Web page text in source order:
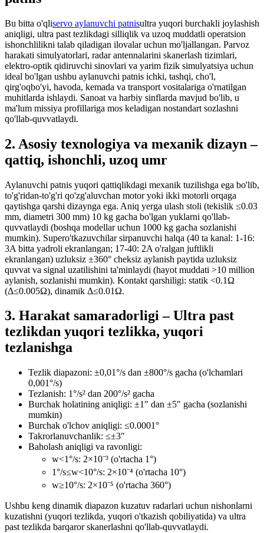
Bu bitta o'qliservo aylanuvchi patnisultra yuqori burchakli joylashish
aniqligi, ultra past tezlikdagi silliqlik va uzoq muddatli operatsion
ishonchlilikni talab qiladigan ilovalar uchun mo'ljallangan. Parvoz
harakati simulyatorlari, radar antennalarini skanerlash tizimlari,
elektro-optik qidiruvchi sinovlari va yarim fizik simulyatsiya uchun
ideal bo'lgan ushbu aylanuvchi patnis ichki, tashqi, cho'l,
qirg'oqbo'yi, havoda, kemada va transport vositalariga o'rnatilgan
muhitlarda ishlaydi. Sanoat va harbiy sinflarda mavjud bo'lib, u
ma'lum missiya profillariga mos keladigan nostandart sozlashni
qo'llab-quvvatlaydi.
2. Asosiy texnologiya va mexanik dizayn –
qattiq, ishonchli, uzoq umr
Aylanuvchi patnis yuqori qattiqlikdagi mexanik tuzilishga ega bo'lib,
to'g'ridan-to'g'ri qo'zg'aluvchan motor yoki ikki motorli orqaga
qaytishga qarshi dizaynga ega. Aniq yerga ulash stoli (tekislik ≤0.03
mm, diametri 300 mm) 10 kg gacha bo'lgan yuklarni qo'llab-
quvvatlaydi (boshqa modellar uchun 1000 kg gacha sozlanishi
mumkin). Supero'tkazuvchilar sirpanuvchi halqa (40 ta kanal: 1-16:
3A bitta yadroli ekranlangan; 17-40: 2A o'ralgan juftlikli
ekranlangan) uzluksiz ±360° cheksiz aylanish paytida uzluksiz
quvvat va signal uzatilishini ta'minlaydi (hayot muddati >10 million
aylanish, sozlanishi mumkin). Kontakt qarshiligi: statik <0.1Ω
(Δ≤0.005Ω), dinamik Δ≤0.01Ω.
3. Harakat samaradorligi – Ultra past
tezlikdan yuqori tezlikka, yuqori
tezlanishga
Tezlik diapazoni: ±0,01°/s dan ±800°/s gacha (o'lchamlari
0,001°/s)
Tezlanish: 1°/s² dan 200°/s² gacha
Burchak holatining aniqligi: ±1″ dan ±5″ gacha (sozlanishi
mumkin)
Burchak o'lchov aniqligi: ≤0.0001°
Takrorlanuvchanlik: ≤±3″
Baholash aniqligi va ravonligi:
w<1°/s: 2×10⁻³ (o'rtacha 1°)
1°/s≤w<10°/s: 2×10⁻⁴ (o'rtacha 10°)
w≥10°/s: 2×10⁻⁵ (o'rtacha 360°)
Ushbu keng dinamik diapazon kuzatuv radarlari uchun nishonlarni
kuzatishni (yuqori tezlikda, yuqori o'tkazish qobiliyatida) va ultra
past tezlikda barqaror skanerlashni qo'llab-quvvatlaydi.